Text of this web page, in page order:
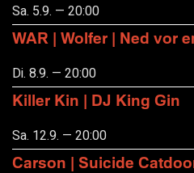
Sa. 5.9. — 20:00
WAR | Wolfer | Ned vor
Di. 8.9. — 20:00
Killer Kin | DJ King Gin
Sa. 12.9. — 20:00
Carson | Suicide